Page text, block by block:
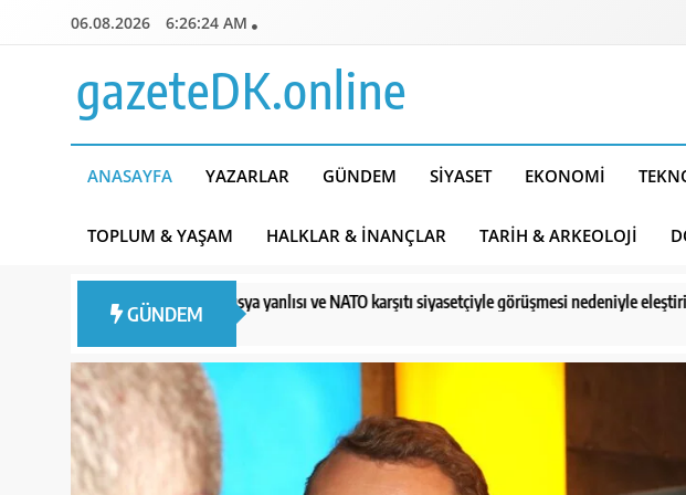
06.08.2026 6:26:26 AM
gazeteDK.online
ANASAYFA YAZARLAR GÜNDEM SIYASET EKONOMI
TOPLUM & YAŞAM HALKLAR & İNANÇLAR TARIH & ARKEOLOJI
GÜNDEM
yanlısı ve NATO karşıtı siyasetçiyle görüşmesi nedeniyle eleştiriliyor Türkiye’de Kayıp Olarak